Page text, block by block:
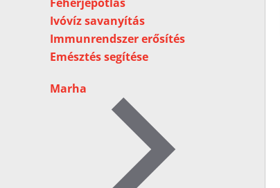
Ivóvíz savanyítás
Immunrendszer erősítés
Emésztés segítése
Marha